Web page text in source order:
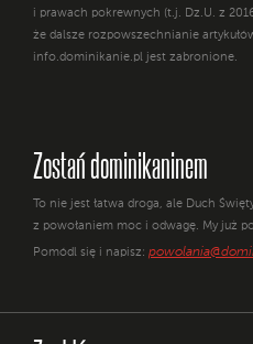
i prawach pokrewnych (t.j. Dz.U. z
że dalsze rozpowszechnianie
info.dominikanie.pl jest zabronione.
Zostań dominikaninem
To nie jest łatwa droga, ale Duch
z powołaniem moc i odwagę. My już
Pomódl się i napisz: